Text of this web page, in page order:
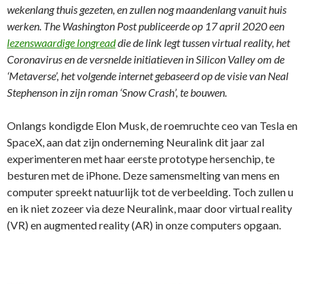
wekenlang thuis gezeten, en zullen nog maandenlang vanuit huis
werken. The Washington Post publiceerde op 17 april 2020 een
lezenswaardige longreaddie de link legt tussen virtual reality, het
Coronavirus en de versnelde initiatieven in Silicon Valley om de
‘Metaverse’, het volgende internet gebaseerd op de visie van Neal
Stephenson in zijn roman ‘Snow Crash’, te bouwen.
Onlangs kondigde Elon Musk, de roemruchte ceo van Tesla en
SpaceX, aan dat zijn onderneming Neuralink dit jaar zal
experimenteren met haar eerste prototype hersenchip, te
besturen met de iPhone. Deze samensmelting van mens en
computer spreekt natuurlijk tot de verbeelding. Toch zullen u
en ik niet zozeer via deze Neuralink, maar door virtual reality
(VR) en augmented reality (AR) in onze computers opgaan.